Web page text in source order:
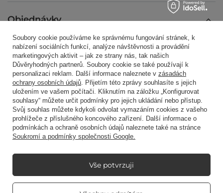
Objednávky
Stav objednávky
Sledování zásilky
Chci produkt reklamovat
Chci vrátit produkt
Chci vyměnit produkt
Kontakt
Soubory cookie používáme ke správnému fungování stránek, k
nabízení sociálních funkcí, analýze návštěvnosti a provádění
marketingových aktivit – jak ze strany nás, tak našich
Důvěryhodných partnerů. Soubory cookie se také používají k
personalizaci reklam. Další informace naleznete v zásadách
ochrany osobních údajů. Přijetím této zprávy souhlasíte s jejich
uložením ve vašem počítači. Kliknutím na záložku „Konfigurovat
souhlasy“ můžete určit podmínky pro jejich ukládání nebo přístup.
Svůj souhlas můžete kdykoli odvolat vymazáním cookies z vašeho
prohlížeče z příslušného koncového zařízení. Další informace o
podmínkách a ochraně osobních údajů naleznete také na stránce
Soukromí a podmínky společnosti Google.
Vše potvrzuji